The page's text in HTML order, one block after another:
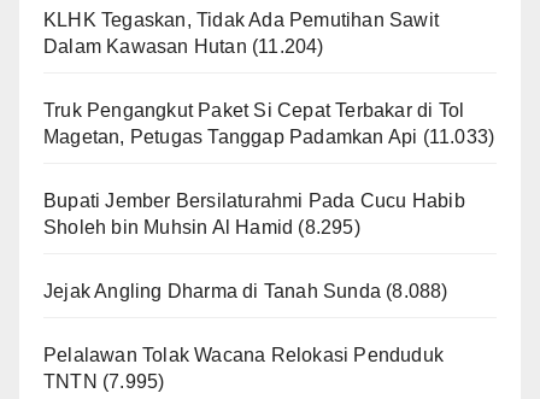
KLHK Tegaskan, Tidak Ada Pemutihan Sawit
Dalam Kawasan Hutan (11.204)
Truk Pengangkut Paket Si Cepat Terbakar di Tol
Magetan, Petugas Tanggap Padamkan Api (11.033)
Bupati Jember Bersilaturahmi Pada Cucu Habib
Sholeh bin Muhsin Al Hamid (8.295)
Jejak Angling Dharma di Tanah Sunda (8.088)
Pelalawan Tolak Wacana Relokasi Penduduk
TNTN (7.995)